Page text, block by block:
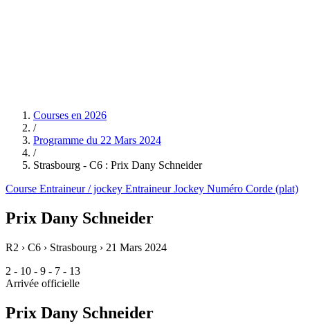
Courses en 2026
/
Programme du 22 Mars 2024
/
Strasbourg - C6 : Prix Dany Schneider
Course Entraineur / jockey EntraineurJockey Numéro Corde (plat)
Prix Dany Schneider
R2 › C6 › Strasbourg › 21 Mars 2024
2 - 10 - 9 - 7 - 13
Arrivée officielle
Prix Dany Schneider